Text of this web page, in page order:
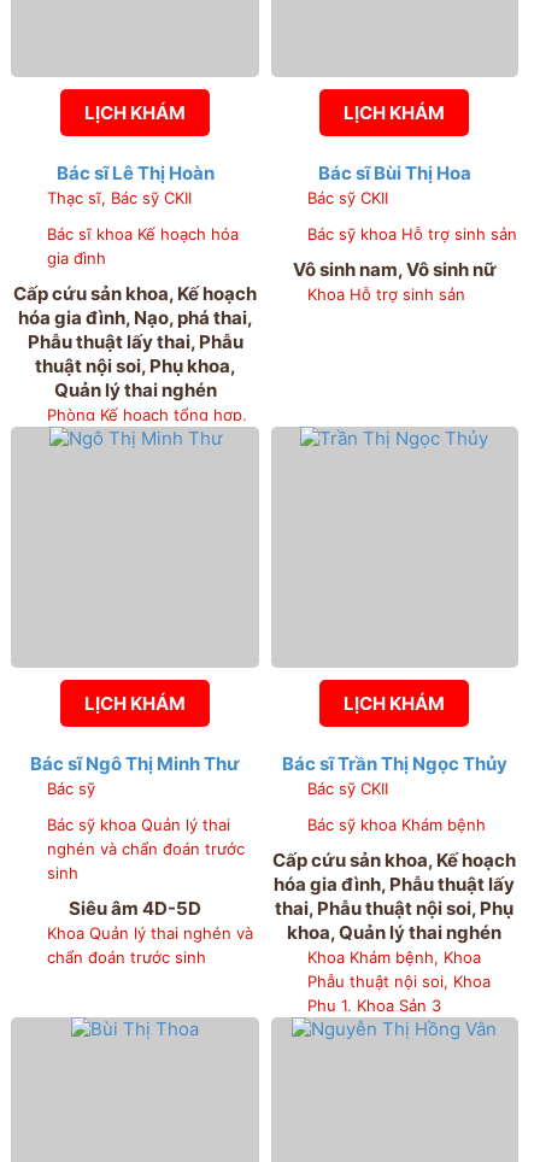
LỊCH KHÁM
Bác sĩ Lê Thị Hoàn
Thạc sĩ, Bác sỹ CKII
Bác sĩ khoa Kế hoạch hóa
gia đình
Cấp cứu sản khoa, Kế hoạch
hóa gia đình, Nạo, phá thai,
Phẫu thuật lấy thai, Phẫu
thuật nội soi, Phụ khoa,
Quản lý thai nghén
Phòng Kế hoạch tổng hợp,
Khoa Khám bệnh, Khoa Kế
LỊCH KHÁM
Bác sĩ Bùi Thị Hoa
Bác sỹ CKII
Bác sỹ khoa Hỗ trợ sinh sản
Vô sinh nam, Vô sinh nữ
Khoa Hỗ trợ sinh sản
LỊCH KHÁM
Bác sĩ Ngô Thị Minh Thư
Bác sỹ
Bác sỹ khoa Quản lý thai
nghén và chẩn đoán trước
sinh
Siêu âm 4D-5D
Khoa Quản lý thai nghén và
chẩn đoán trước sinh
LỊCH KHÁM
Bác sĩ Trần Thị Ngọc Thủy
Bác sỹ CKII
Bác sỹ khoa Khám bệnh
Cấp cứu sản khoa, Kế hoạch
hóa gia đình, Phẫu thuật lấy
thai, Phẫu thuật nội soi, Phụ
khoa, Quản lý thai nghén
Khoa Khám bệnh, Khoa
Phẫu thuật nội soi, Khoa
Phụ 1, Khoa Sản 3